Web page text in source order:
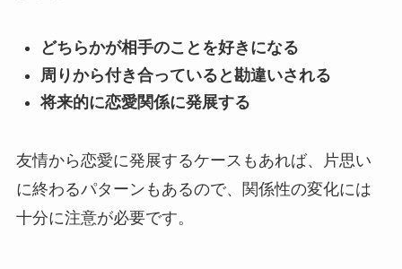
どちらかが相手のことを好きになる
周りから付き合っていると勘違いされる
将来的に恋愛関係に発展する
友情から恋愛に発展するケースもあれば、片思い
に終わるパターンもあるので、関係性の変化には
十分に注意が必要です。